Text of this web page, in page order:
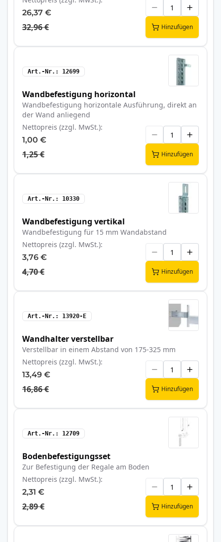
26,37 €
32,96 € Hinzufügen
Art.-Nr. 12699
Wandbefestigung horizontal
Wandbefestigung horizontale Ausführung, direkt an
der Wand anliegend
Nettopreis (zzgl. MwSt.)
1,00 €
1,25 € Hinzufügen
Art.-Nr. 10330
Wandbefestigung vertikal
Wandbefestigung für 15 mm Wandabstand
Nettopreis (zzgl. MwSt.)
3,76 €
4,70 € Hinzufügen
Art.-Nr. 13920-E
Wandhalter verstellbar
Verstellbar in einem Abstand von 175-325 mm
Nettopreis (zzgl. MwSt.)
13,49 €
16,86 € Hinzufügen
Art.-Nr. 12709
Bodenbefestigungsset
Zur Befestigung der Regale am Boden
Nettopreis (zzgl. MwSt.)
2,31 €
2,89 € Hinzufügen